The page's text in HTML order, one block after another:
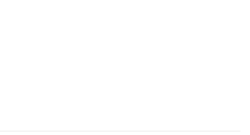
практически не увеличился
изменилось, зафиксировав незначительный рост
вестнике «Всемирный ежегодник обуви